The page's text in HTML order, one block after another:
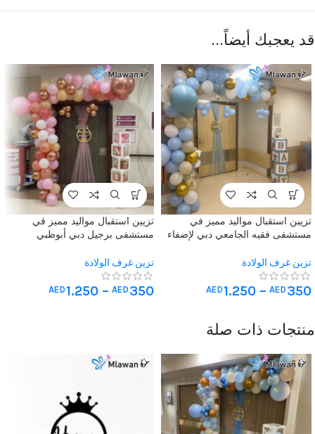
قد يعجبك أيضاً…
تزيين استقبال مواليد مميز في
مستشفى فقيه الجامعي دبي لإضفاء
تزين غرف الولادة
AED 350
–
AED 1.250
تزيين استقبال مواليد مميز في
مستشفى برجيل دبي أبوظبي
تزين غرف الولادة
AED 350
–
AED 1.250
منتجات ذات صلة